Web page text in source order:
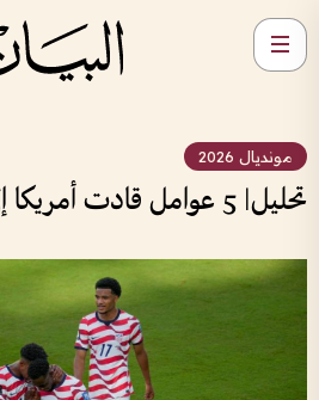
مونديال 2026
تحليل| 5 عوامل قادت أمريكا إلى ثمن نهائي المونديال